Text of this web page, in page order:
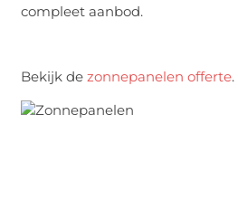
compleet aanbod.
Bekijk de zonnepanelen offerte.